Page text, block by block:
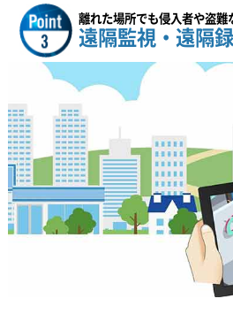
離れた場所でも侵入者や盗難
遠隔監視・遠隔